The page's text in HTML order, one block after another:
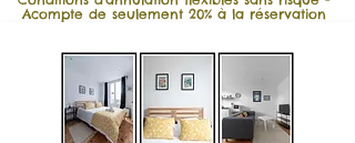
Acompte de seulement 20% à la réservation